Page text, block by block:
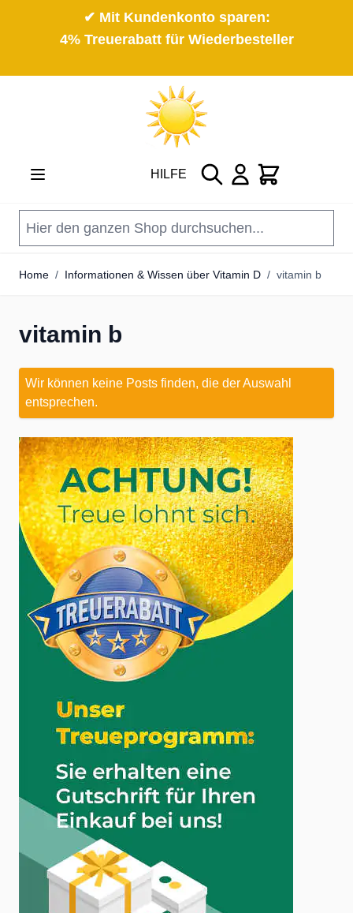
✔ Mit Kundenkonto sparen:
4% Treuerabatt für Wiederbesteller
HILFE Suche Cart
Home / Informationen & Wissen über Vitamin D / vitamin b
vitamin b
Wir können keine Posts finden, die der Auswahl
entsprechen.